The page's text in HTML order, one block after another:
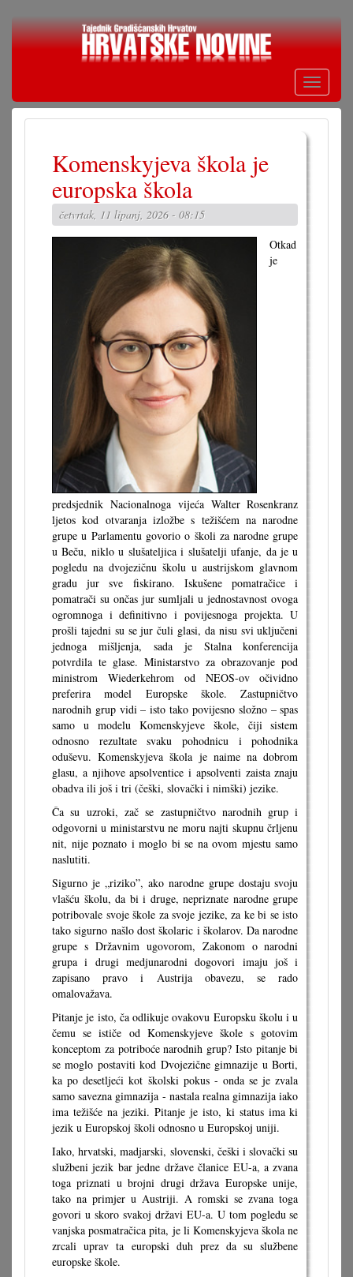
Skoči
Toggle
Komenskyjeva škola je
europska škola
četvrtak, 11 lipanj, 2026 - 08:15
Otkad
je
predsjednik Nacionalnoga vijeća Walter Rosenkranz
ljetos kod otvaranja izložbe s težišćem na narodne
grupe u Parlamentu govorio o školi za narodne grupe
u Beču, niklo u slušateljica i slušatelji ufanje, da je u
pogledu na dvojezičnu školu u austrijskom glavnom
gradu jur sve fiskirano. Iskušene pomatračice i
pomatrači su ončas jur sumljali u jednostavnost ovoga
ogromnoga i definitivno i povijesnoga projekta. U
prošli tajedni su se jur čuli glasi, da nisu svi uključeni
jednoga mišljenja, sada je Stalna konferencija
potvrdila te glase. Ministarstvo za obrazovanje pod
ministrom Wiederkehrom od NEOS-ov očividno
preferira model Europske škole. Zastupničtvo
narodnih grup vidi – isto tako povijesno složno – spas
samo u modelu Komenskyjeve škole, čiji sistem
odnosno rezultate svaku pohodnicu i pohodnika
oduševu. Komenskyjeva škola je naime na dobrom
glasu, a njihove apsolventice i apsolventi zaista znaju
obadva ili još i tri (češki, slovački i nimški) jezike.
Ča su uzroki, zač se zastupničtvo narodnih grup i
odgovorni u ministarstvu ne moru najti skupnu črljenu
nit, nije poznato i moglo bi se na ovom mjestu samo
naslutiti.
Sigurno je „riziko”, ako narodne grupe dostaju svoju
vlašću školu, da bi i druge, nepriznate narodne grupe
potribovale svoje škole za svoje jezike, za ke bi se isto
tako sigurno našlo dost školaric i školarov. Da narodne
grupe s Državnim ugovorom, Zakonom o narodni
grupa i drugi medjunarodni dogovori imaju još i
zapisano pravo i Austrija obavezu, se rado
omalovažava.
Pitanje je isto, ča odlikuje ovakovu Europsku školu i u
čemu se ističe od Komenskyjeve škole s gotovim
konceptom za potriboće narodnih grup? Isto pitanje bi
se moglo postaviti kod Dvojezične gimnazije u Borti,
ka po desetljeći kot školski pokus - onda se je zvala
samo savezna gimnazija - nastala realna gimnazija iako
ima težišće na jeziki. Pitanje je isto, ki status ima ki
jezik u Europskoj školi odnosno u Europskoj uniji.
Iako, hrvatski, madjarski, slovenski, češki i slovački su
službeni jezik bar jedne države članice EU-a, a zvana
toga priznati u brojni drugi država Europske unije,
tako na primjer u Austriji. A romski se zvana toga
govori u skoro svakoj državi EU-a. U tom pogledu se
vanjska posmatračica pita, je li Komenskyjeva škola ne
zrcali uprav ta europski duh prez da su službene
europske škole.